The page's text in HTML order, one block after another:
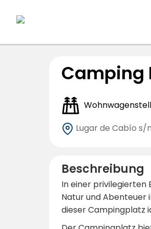
Camping
Lugar de Cabío s/n
Beschreibung
In einer privilegierten
Natur und Abenteuer
dieser Campingplatz